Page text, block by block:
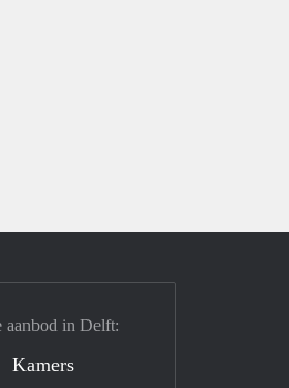
aanbod in Delft:
Kamers